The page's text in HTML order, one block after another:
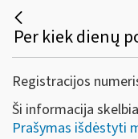
Registracijos
Ši informacija
Prašymas išdėstyti